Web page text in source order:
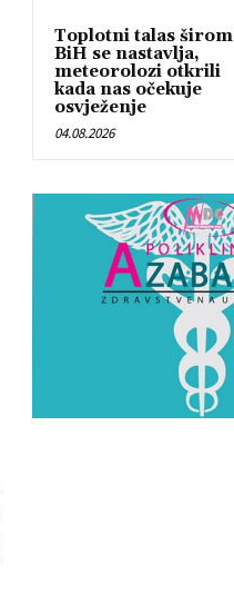
Toplotni talas širom
BiH se nastavlja,
meteorolozi otkrili
kada nas očekuje
osvježenje
04.08.2026